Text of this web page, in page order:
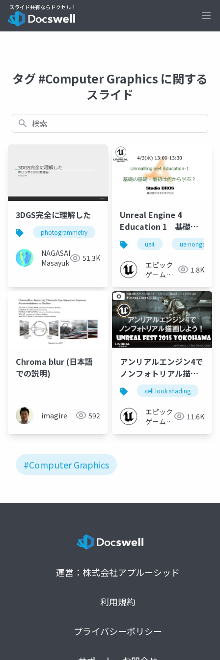
タグ #Computer Graphics に関する
スライド
検索
3DGS完全に理解した
photogrammetry 3dgs 3dcg 3dガウシ
NAGASAKA
Masayuki
51.3K
Unreal Engine 4
Education 1 基礎の
基礎・最初は何から学
ぶ？【2019】
ue4 ue-nongame
エピック
ゲームズ
1.8K
Chroma blur (日本語
での説明)
imagire 592
アンリアルエンジン4で
ノンフォトリアル描画
しよう！@UNREAL
FEST 2015 YOKOHAMA
cell look shading
エピック
ゲームズ
11.6K
#Computer Graphics
運営：株式会社アプルーシッド
利用規約
プライバシーポリシー